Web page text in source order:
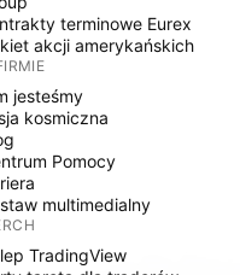
terminowe Eurex
akcji amerykańskich
jesteśmy
kosmiczna
Pomocy
multimedialny
TradingView